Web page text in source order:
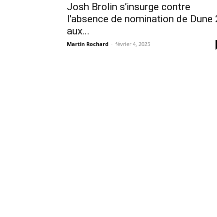
Josh Brolin s’insurge contre
l’absence de nomination de Dune
aux...
Martin Rochard - février 4, 2025